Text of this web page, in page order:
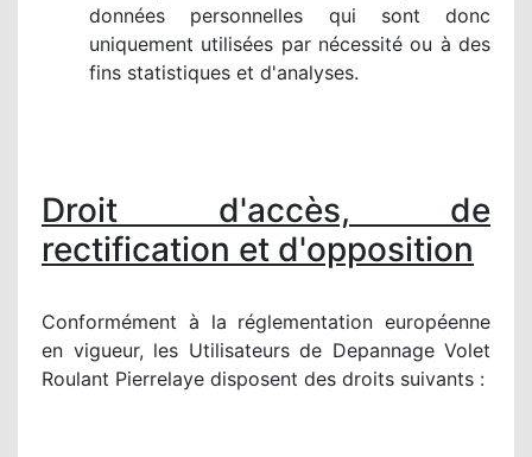
données personnelles qui sont donc
uniquement utilisées par nécessité ou à des
fins statistiques et d'analyses.
Droit d'accès, de
rectification et d'opposition
Conformément à la réglementation européenne
en vigueur, les Utilisateurs de Depannage Volet
Roulant Pierrelaye disposent des droits suivants :